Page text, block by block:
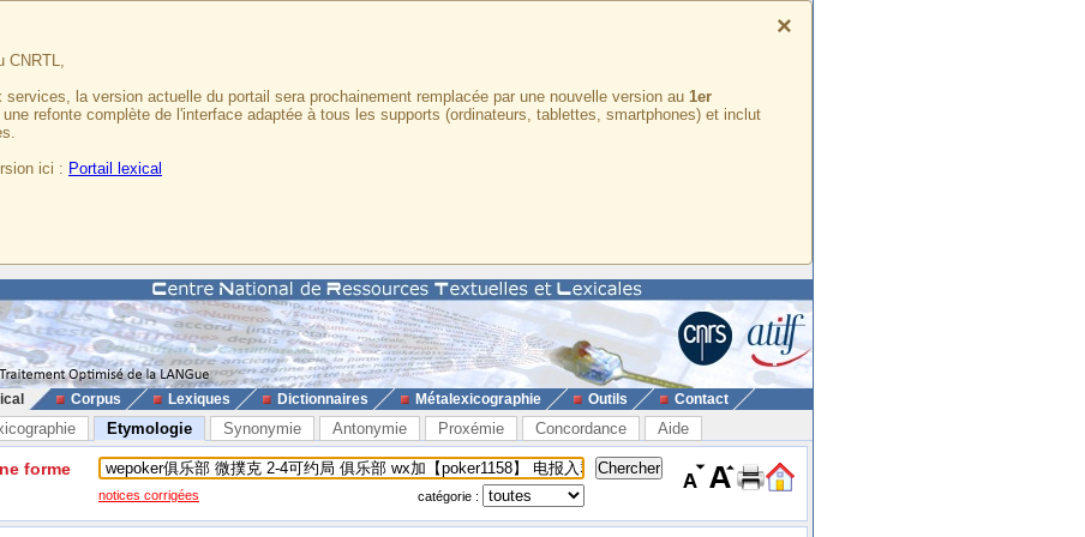
×
CNRTL,
la version actuelle du portail sera prochainement remplacée par une nouvelle version au 1er
refonte complète de l'interface adaptée à tous les supports (ordinateurs, tablettes, smartphones) et inclut
ici : Portail lexical
Corpus Lexiques Dictionnaires Métalexicographie Outils Contact
Etymologie Synonymie Antonymie Proxémie Concordance Aide
forme
notices corrigées catégorie :